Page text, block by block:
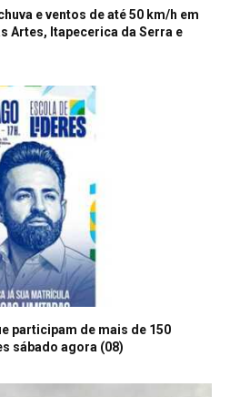
e ventos de até 50 km/h em
Artes, Itapecerica da Serra e
participam de mais de 150
sábado agora (08)